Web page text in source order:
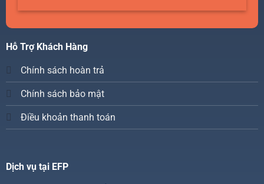
Hỗ Trợ Khách Hàng
Chính sách hoàn trả
Chính sách bảo mật
Điều khoản thanh toán
Dịch vụ tại EFP